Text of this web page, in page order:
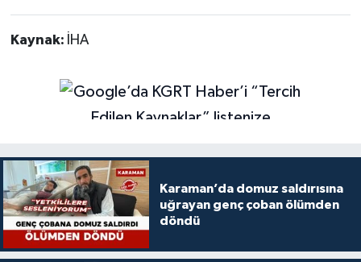
Kaynak: İHA
Karaman’da domuz saldırısına
uğrayan genç çoban ölümden
döndü